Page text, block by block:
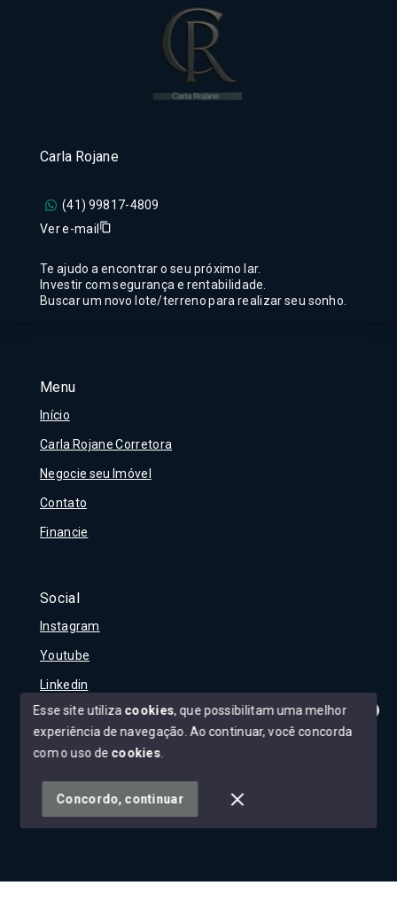
Olá! Tudo bem?
Menu
Início
Carla Rojane Corretora
Negocie seu Imóvel
Contato
Financie
Social
Instagram
Youtube
Linkedin
© Copyright 2026 - Carla Rojane - Todos os direitos
SITE PARA IMOBILIARIA
Carla Rojane
(41) 99817-4809
Ver e-mail
Te ajudo a encontrar o seu próximo lar.
Investir com segurança e rentabilidade.
Buscar um novo lote/terreno para realizar seu sonho.
Esse site utiliza cookies, que possibilitam uma melhor
experiência de navegação. Ao continuar, você concorda
com o uso de cookies
Concordo, continuar